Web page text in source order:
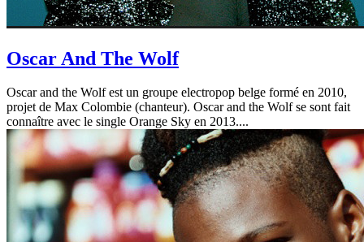
Oscar And The Wolf
Oscar and the Wolf est un groupe electropop belge formé en 2010,
projet de Max Colombie (chanteur). Oscar and the Wolf se sont fait
connaître avec le single Orange Sky en 2013....